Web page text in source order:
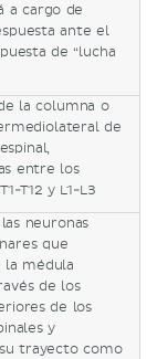
a cargo de
ante el
de “lucha
la columna o
de
entre los
T12 y L1-L3
neuronas
que
la médula
de los
de los
y
trayecto como